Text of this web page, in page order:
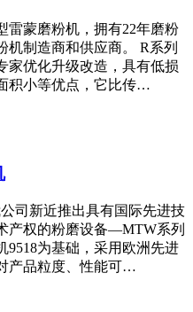
雷蒙磨粉机，拥有22年磨粉
机制造商和供应商。 R系列
家优化升级改造，具有低损
积小等优点，它比传…
司新近推出具有国际先进技
产权的粉磨设备—MTW系列
9518为基础，采用欧洲先进
产品粒度、性能可…